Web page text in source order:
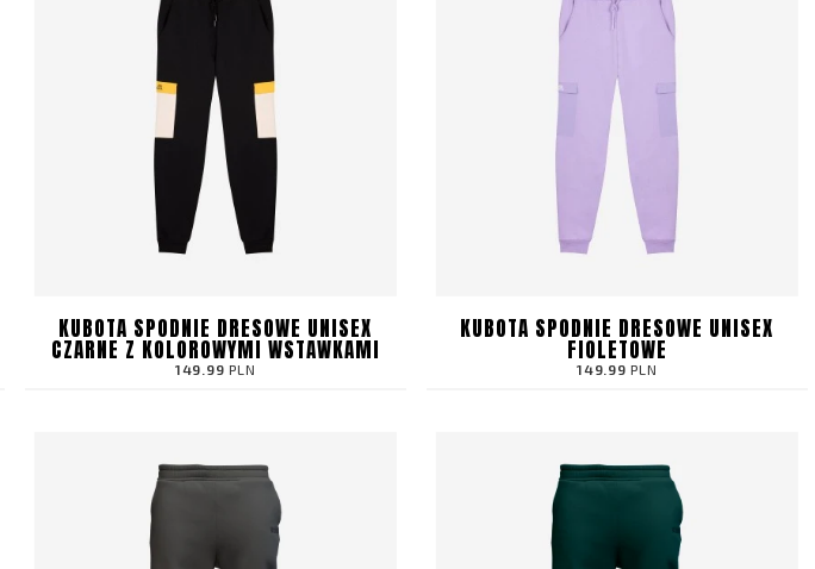
KUBOTA SPODNIE DRESOWE UNISEX
CZARNE Z KOLOROWYMI WSTAWKAMI
149.99 PLN
KUBOTA SPODNIE DRESOWE UNISEX
FIOLETOWE
149.99 PLN